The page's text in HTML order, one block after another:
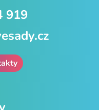
919